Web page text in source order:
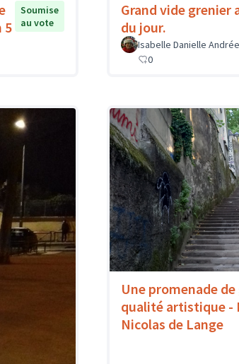
5
Soumise
au vote
Grand vide grenier
du jour.
Isabelle Danielle Andrée
0
Une promenade
qualité artistique -
Nicolas de Lange